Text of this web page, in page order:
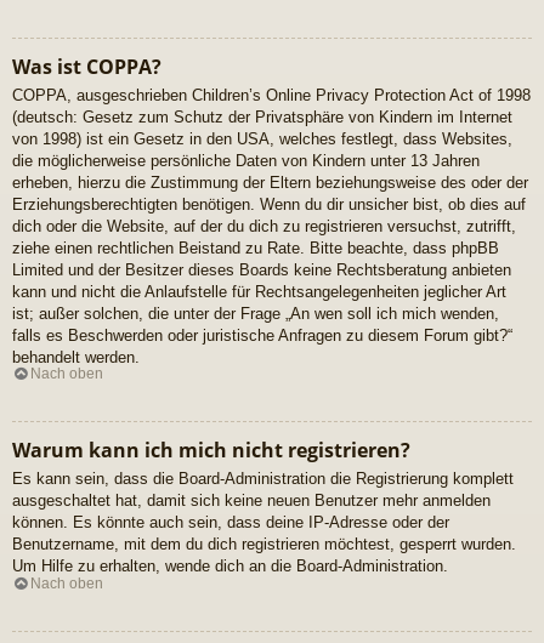
Was ist COPPA?
COPPA, ausgeschrieben Children’s Online Privacy Protection Act of 1998
(deutsch: Gesetz zum Schutz der Privatsphäre von Kindern im Internet
von 1998) ist ein Gesetz in den USA, welches festlegt, dass Websites,
die möglicherweise persönliche Daten von Kindern unter 13 Jahren
erheben, hierzu die Zustimmung der Eltern beziehungsweise des oder der
Erziehungsberechtigten benötigen. Wenn du dir unsicher bist, ob dies auf
dich oder die Website, auf der du dich zu registrieren versuchst, zutrifft,
ziehe einen rechtlichen Beistand zu Rate. Bitte beachte, dass phpBB
Limited und der Besitzer dieses Boards keine Rechtsberatung anbieten
kann und nicht die Anlaufstelle für Rechtsangelegenheiten jeglicher Art
ist; außer solchen, die unter der Frage „An wen soll ich mich wenden,
falls es Beschwerden oder juristische Anfragen zu diesem Forum gibt?“
behandelt werden.
Nach oben
Warum kann ich mich nicht registrieren?
Es kann sein, dass die Board-Administration die Registrierung komplett
ausgeschaltet hat, damit sich keine neuen Benutzer mehr anmelden
können. Es könnte auch sein, dass deine IP-Adresse oder der
Benutzername, mit dem du dich registrieren möchtest, gesperrt wurden.
Um Hilfe zu erhalten, wende dich an die Board-Administration.
Nach oben